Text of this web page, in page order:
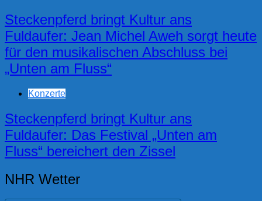
Steckenpferd bringt Kultur ans
Fuldaufer: Jean Michel Aweh sorgt heute
für den musikalischen Abschluss bei
„Unten am Fluss“
Konzerte
Steckenpferd bringt Kultur ans
Fuldaufer: Das Festival „Unten am
Fluss“ bereichert den Zissel
NHR Wetter